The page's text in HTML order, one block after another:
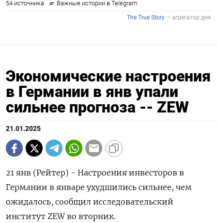
Экономические настроения
в Германии в янв упали
сильнее прогноза -- ZEW
21.01.2025
21 янв (Рейтер) - Настроения инвесторов в
Германии в январе ухудшились сильнее, чем
ожидалось, сообщил исследовательский
институт ZEW во вторник.